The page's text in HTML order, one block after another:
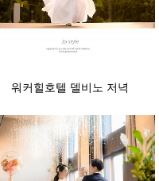
워커힐호텔 델비노 저녁